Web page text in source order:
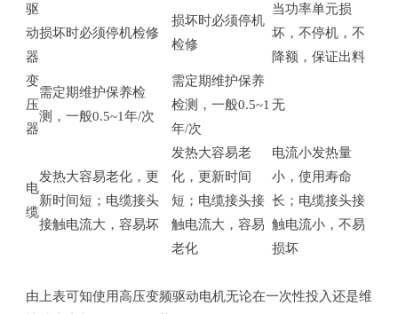
驱
动
器
损坏时必须停机检修
损坏时必须停机
检修
当功率单元损
坏，不停机，不
降额，保证出料
变
压
器
需定期维护保养检
测，一般0.5~1年/次
需定期维护保养
检测，一般0.5~1
年/次
无
电
缆
发热大容易老化，更
新时间短；电缆接头
接触电流大，容易坏
发热大容易老
化，更新时间
短；电缆接头接
触电流大，容易
老化
电流小发热量
小，使用寿命
长；电缆接头接
触电流小，不易
损坏
由上表可知使用高压变频驱动电机无论在一次性投入还是维